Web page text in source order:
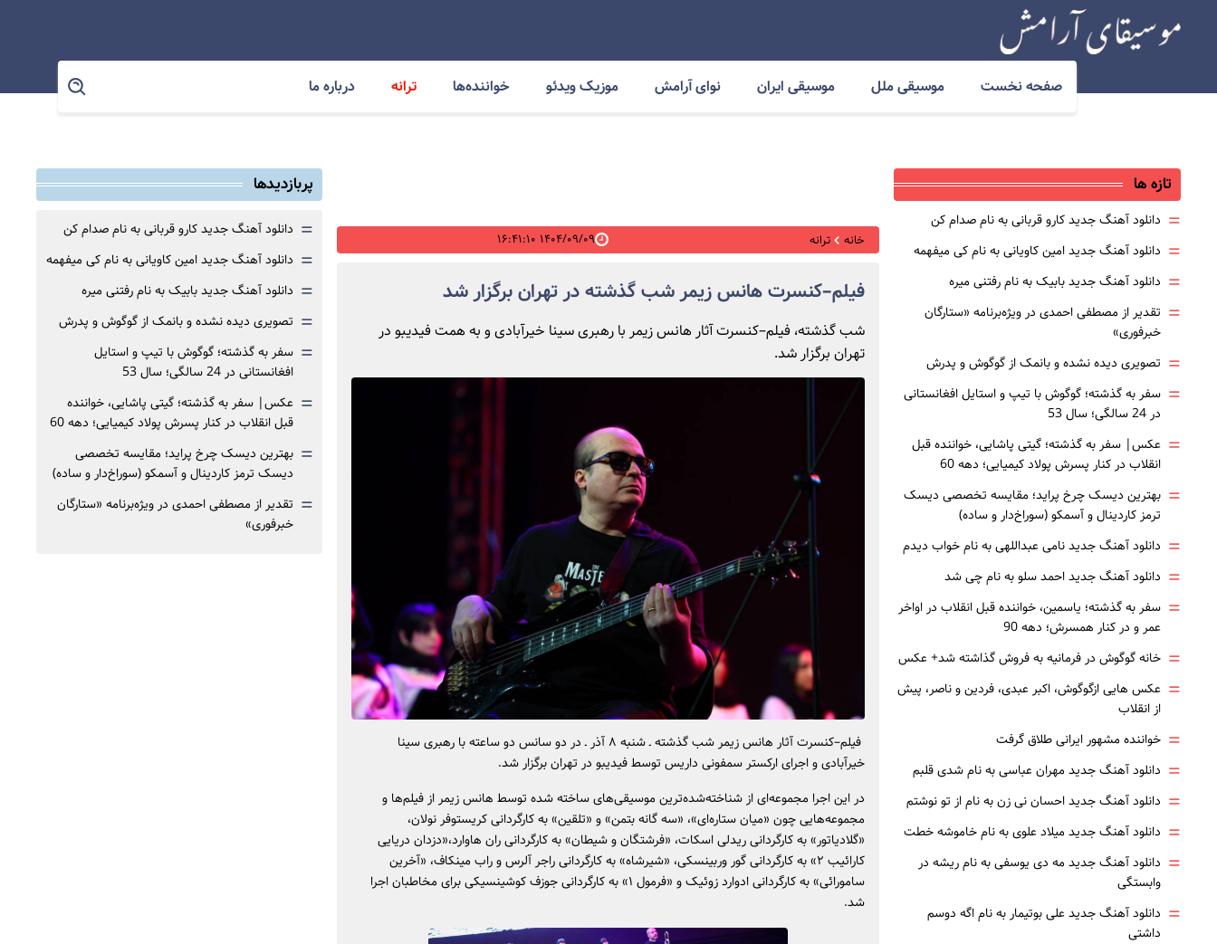
صفحه نخست موسیقی ملل موسیقی ایران نوای آرامش موزیک ویدئو خواننده‌ها ترانه درباره ما
خانه ترانه ۱۴۰۴/۰۹/۰۹ ۱۶:۴۱:۱۰
فیلم‌–کنسرت هانس زیمر شب گذشته در تهران برگزار شد
شب گذشته، فیلم‌–کنسرت آثار هانس زیمر با رهبری سینا خیرآبادی و به همت فیدیبو در
تهران برگزار شد.
فیلم‌–کنسرت آثار هانس زیمر شب گذشته ـ شنبه ۸ آذر ـ در دو سانس دو ساعته با رهبری سینا
خیرآبادی و اجرای ارکستر سمفونی داریس توسط فیدیبو در تهران برگزار شد.
در این اجرا مجموعه‌ای از شناخته‌شده‌ترین موسیقی‌های ساخته شده توسط هانس زیمر از فیلم‌ها و
مجموعه‌هایی چون «میان ستاره‌ای»، «سه گانه بتمن» و «تلقین» به کارگردانی کریستوفر نولان،
«گلادیاتور» به کارگردانی ریدلی اسکات، «فرشتگان و شیطان» به کارگردانی ران هاوارد،«دزدان دریایی
کارائیب ۲» به کارگردانی گور وربینسکی، «شیرشاه» به کارگردانی راجر آلرس و راب مینکاف، «آخرین
سامورائی» به کارگردانی ادوارد زوئیک و «فرمول ۱» به کارگردانی جوزف کوشینسیکی برای مخاطبان اجرا
شد.
تازه ها
= دانلود آهنگ جدید کارو قربانی به نام صدام کن
= دانلود آهنگ جدید امین کاویانی به نام کی میفهمه
= دانلود آهنگ جدید بابیک به نام رفتنی میره
= تقدیر از مصطفی احمدی در ویژه‌برنامه «ستارگان
خبرفوری»
= تصویری دیده نشده و بانمک از گوگوش و پدرش
= سفر به گذشته؛ گوگوش با تیپ و استایل افغانستانی
در 24 سالگی؛ سال 53
= عکس| سفر به گذشته؛ گیتی پاشایی، خواننده قبل
انقلاب در کنار پسرش پولاد کیمیایی؛ دهه 60
= بهترین دیسک چرخ پراید؛ مقایسه تخصصی دیسک
ترمز کاردینال و آسمکو (سوراخ‌دار و ساده)
= دانلود آهنگ جدید نامی عبداللهی به نام خواب دیدم
= دانلود آهنگ جدید احمد سلو به نام چی شد
= سفر به گذشته؛ یاسمین، خواننده قبل انقلاب در اواخر
عمر و در کنار همسرش؛ دهه 90
= خانه گوگوش در فرمانیه به فروش گذاشته شد+ عکس
= عکس هایی ازگوگوش، اکبر عبدی، فردین و ناصر، پیش
از انقلاب
= خواننده مشهور ایرانی طلاق گرفت
= دانلود آهنگ جدید مهران عباسی به نام شدی قلبم
= دانلود آهنگ جدید احسان نی زن به نام از تو نوشتم
= دانلود آهنگ جدید میلاد علوی به نام خاموشه خطت
= دانلود آهنگ جدید مه دی یوسفی به نام ریشه در
وابستگی
= دانلود آهنگ جدید علی بوتیمار به نام اگه دوسم
داشتی
پربازدیدها
= دانلود آهنگ جدید کارو قربانی به نام صدام کن
= دانلود آهنگ جدید امین کاویانی به نام کی میفهمه
= دانلود آهنگ جدید بابیک به نام رفتنی میره
= تصویری دیده نشده و بانمک از گوگوش و پدرش
= سفر به گذشته؛ گوگوش با تیپ و استایل
افغانستانی در 24 سالگی؛ سال 53
= عکس| سفر به گذشته؛ گیتی پاشایی، خواننده
قبل انقلاب در کنار پسرش پولاد کیمیایی؛ دهه 60
= بهترین دیسک چرخ پراید؛ مقایسه تخصصی
دیسک ترمز کاردینال و آسمکو (سوراخ‌دار و ساده)
= تقدیر از مصطفی احمدی در ویژه‌برنامه «ستارگان
خبرفوری»